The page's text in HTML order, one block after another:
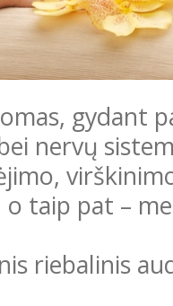
gydant
nervų
taip pat –
riebalinis